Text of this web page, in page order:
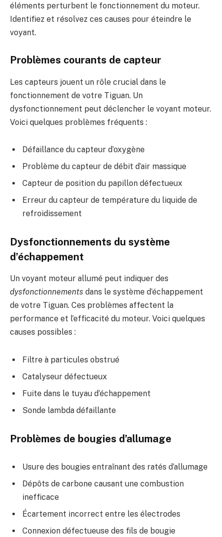
éléments perturbent le fonctionnement du moteur.
Identifiez et résolvez ces causes pour éteindre le
voyant.
Problèmes courants de capteur
Les capteurs jouent un rôle crucial dans le
fonctionnement de votre Tiguan. Un
dysfonctionnement peut déclencher le voyant moteur.
Voici quelques problèmes fréquents :
Défaillance du capteur d’oxygène
Problème du capteur de débit d’air massique
Capteur de position du papillon défectueux
Erreur du capteur de température du liquide de
refroidissement
Dysfonctionnements du système
d’échappement
Un voyant moteur allumé peut indiquer des
dysfonctionnements dans le système d’échappement
de votre Tiguan. Ces problèmes affectent la
performance et l’efficacité du moteur. Voici quelques
causes possibles :
Filtre à particules obstrué
Catalyseur défectueux
Fuite dans le tuyau d’échappement
Sonde lambda défaillante
Problèmes de bougies d’allumage
Usure des bougies entraînant des ratés d’allumage
Dépôts de carbone causant une combustion
inefficace
Écartement incorrect entre les électrodes
Connexion défectueuse des fils de bougie